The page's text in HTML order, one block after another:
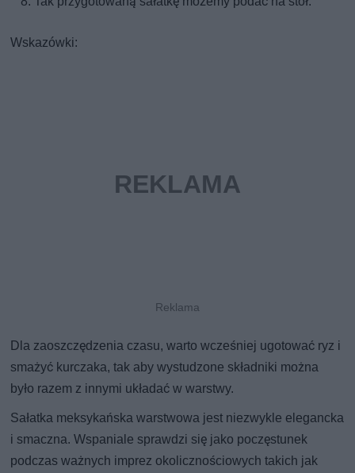
Wskazówki:
Dla zaoszczędzenia czasu, warto wcześniej ugotować ryz i
smażyć kurczaka, tak aby wystudzone składniki można
było razem z innymi układać w warstwy.
Sałatka meksykańska warstwowa jest niezwykle elegancka
i smaczna. Wspaniale sprawdzi się jako poczęstunek
podczas ważnych imprez okolicznościowych takich jak